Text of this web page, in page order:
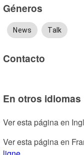
Géneros
News Talk
Contacto
En otros idiomas
Ver esta página en
Ver esta página en